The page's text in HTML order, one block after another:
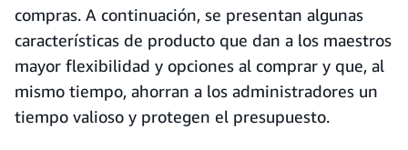
compras. A continuación, se presentan algunas
características de producto que dan a los maestros
mayor flexibilidad y opciones al comprar y que, al
mismo tiempo, ahorran a los administradores un
tiempo valioso y protegen el presupuesto.